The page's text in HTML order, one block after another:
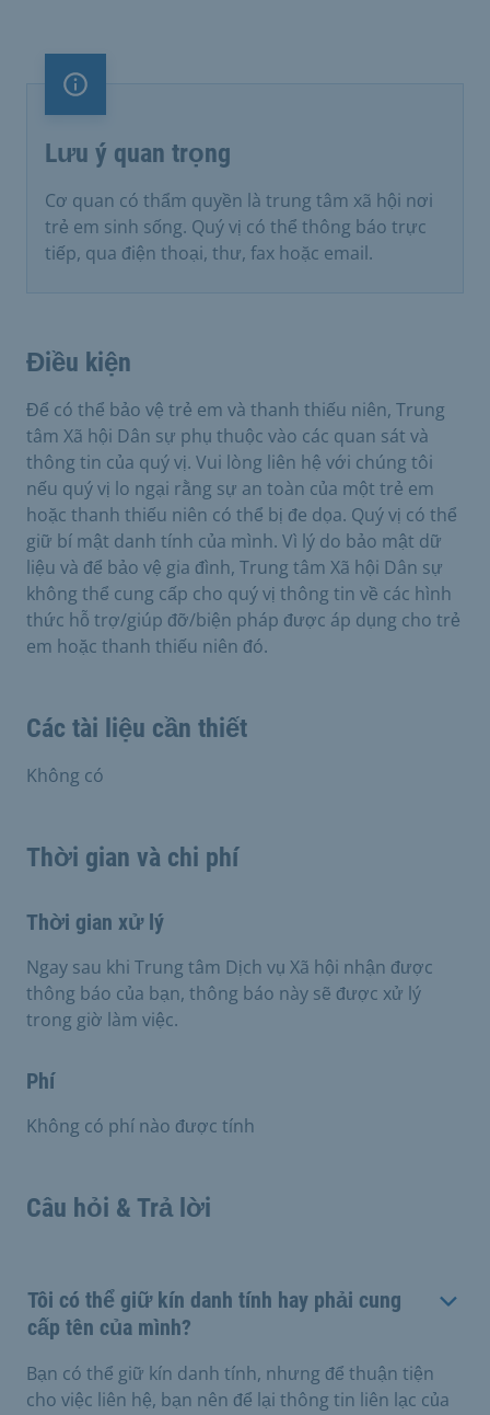
Lưu ý quan trọng
Lưu ý quan trọng
Cơ quan có thẩm quyền là trung tâm xã hội nơi
trẻ em sinh sống. Quý vị có thể thông báo trực
tiếp, qua điện thoại, thư, fax hoặc email.
Điều kiện
Để có thể bảo vệ trẻ em và thanh thiếu niên, Trung
tâm Xã hội Dân sự phụ thuộc vào các quan sát và
thông tin của quý vị. Vui lòng liên hệ với chúng tôi
nếu quý vị lo ngại rằng sự an toàn của một trẻ em
hoặc thanh thiếu niên có thể bị đe dọa. Quý vị có thể
giữ bí mật danh tính của mình. Vì lý do bảo mật dữ
liệu và để bảo vệ gia đình, Trung tâm Xã hội Dân sự
không thể cung cấp cho quý vị thông tin về các hình
thức hỗ trợ/giúp đỡ/biện pháp được áp dụng cho trẻ
em hoặc thanh thiếu niên đó.
Các tài liệu cần thiết
Không có
Thời gian và chi phí
Thời gian xử lý
Ngay sau khi Trung tâm Dịch vụ Xã hội nhận được
thông báo của bạn, thông báo này sẽ được xử lý
trong giờ làm việc.
Phí
Không có phí nào được tính
Câu hỏi & Trả lời
Tôi có thể giữ kín danh tính hay phải cung
cấp tên của mình?
Bạn có thể giữ kín danh tính, nhưng để thuận tiện
cho việc liên hệ, bạn nên để lại thông tin liên lạc của